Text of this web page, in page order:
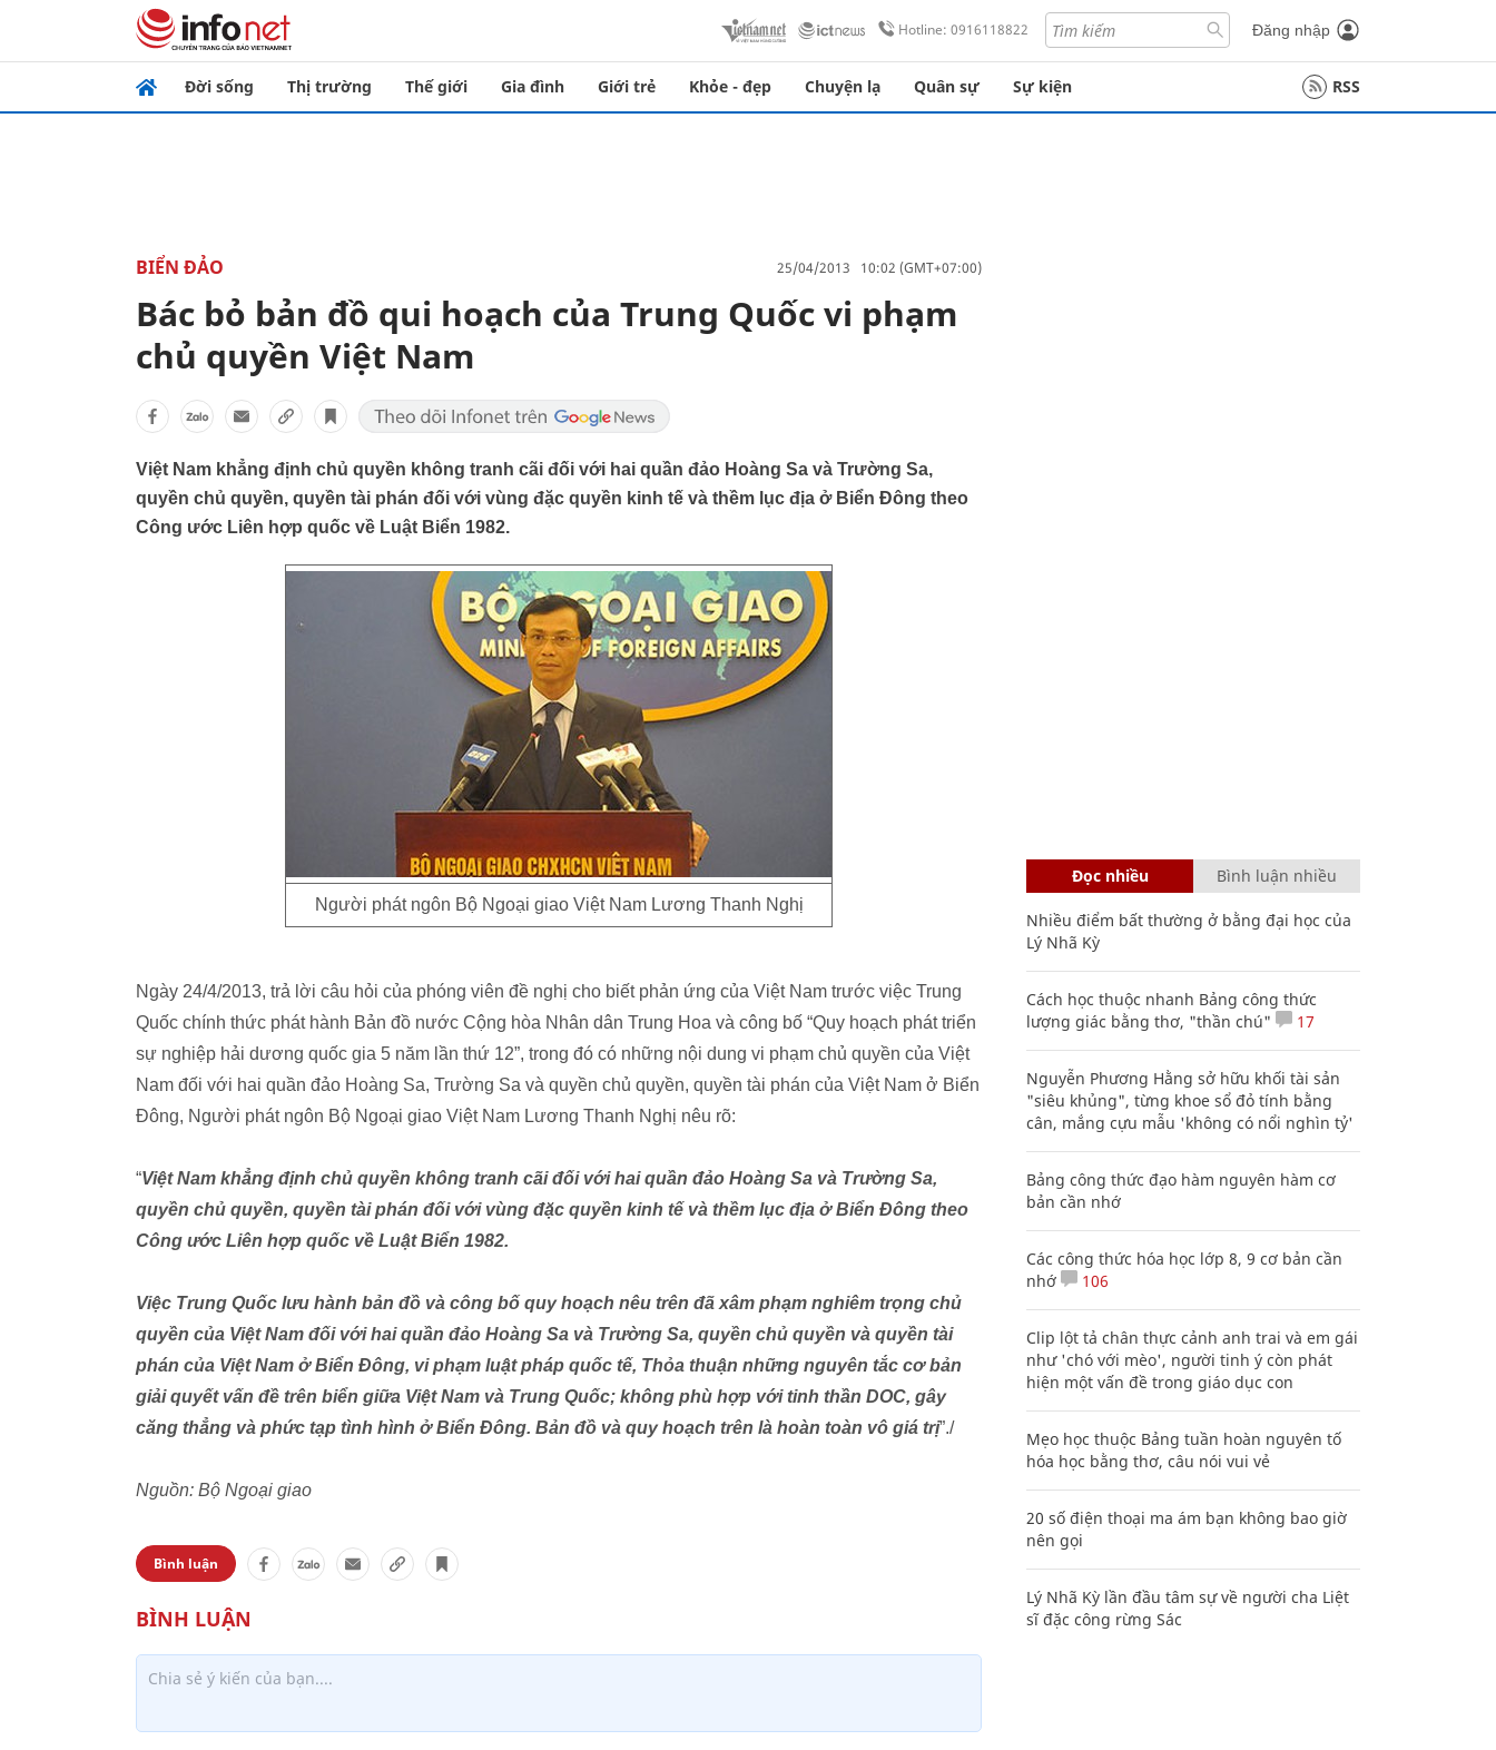
Hotline: 0916118822 Đăng nhập
Đời sống Thị trường Thế giới Gia đình Giới trẻ Khỏe - đẹp Chuyện lạ Quân sự Sự kiện RSS
BIỂN ĐẢO 25/04/2013 10:02 (GMT+07:00)
Bác bỏ bản đồ qui hoạch của Trung Quốc vi phạm
chủ quyền Việt Nam
Việt Nam khẳng định chủ quyền không tranh cãi đối với hai quần đảo Hoàng Sa và Trường Sa,
quyền chủ quyền, quyền tài phán đối với vùng đặc quyền kinh tế và thềm lục địa ở Biển Đông theo
Công ước Liên hợp quốc về Luật Biển 1982.
Người phát ngôn Bộ Ngoại giao Việt Nam Lương Thanh Nghị
Ngày 24/4/2013, trả lời câu hỏi của phóng viên đề nghị cho biết phản ứng của Việt Nam trước việc Trung
Quốc chính thức phát hành Bản đồ nước Cộng hòa Nhân dân Trung Hoa và công bố “Quy hoạch phát triển
sự nghiệp hải dương quốc gia 5 năm lần thứ 12”, trong đó có những nội dung vi phạm chủ quyền của Việt
Nam đối với hai quần đảo Hoàng Sa, Trường Sa và quyền chủ quyền, quyền tài phán của Việt Nam ở Biển
Đông, Người phát ngôn Bộ Ngoại giao Việt Nam Lương Thanh Nghị nêu rõ:
“Việt Nam khẳng định chủ quyền không tranh cãi đối với hai quần đảo Hoàng Sa và Trường Sa,
quyền chủ quyền, quyền tài phán đối với vùng đặc quyền kinh tế và thềm lục địa ở Biển Đông theo
Công ước Liên hợp quốc về Luật Biển 1982.
Việc Trung Quốc lưu hành bản đồ và công bố quy hoạch nêu trên đã xâm phạm nghiêm trọng chủ
quyền của Việt Nam đối với hai quần đảo Hoàng Sa và Trường Sa, quyền chủ quyền và quyền tài
phán của Việt Nam ở Biển Đông, vi phạm luật pháp quốc tế, Thỏa thuận những nguyên tắc cơ bản
giải quyết vấn đề trên biển giữa Việt Nam và Trung Quốc; không phù hợp với tinh thần DOC, gây
căng thẳng và phức tạp tình hình ở Biển Đông. Bản đồ và quy hoạch trên là hoàn toàn vô giá trị”./
Nguồn: Bộ Ngoại giao
Bình luận
Đọc nhiều Bình luận nhiều
Nhiều điểm bất thường ở bằng đại học của
Lý Nhã Kỳ
Cách học thuộc nhanh Bảng công thức
lượng giác bằng thơ, "thần chú"
17
Nguyễn Phương Hằng sở hữu khối tài sản
"siêu khủng", từng khoe sổ đỏ tính bằng
cân, mắng cựu mẫu 'không có nổi nghìn tỷ'
Bảng công thức đạo hàm nguyên hàm cơ
bản cần nhớ
Các công thức hóa học lớp 8, 9 cơ bản cần
nhớ
106
Clip lột tả chân thực cảnh anh trai và em gái
như 'chó với mèo', người tinh ý còn phát
hiện một vấn đề trong giáo dục con
Mẹo học thuộc Bảng tuần hoàn nguyên tố
hóa học bằng thơ, câu nói vui vẻ
20 số điện thoại ma ám bạn không bao giờ
nên gọi
Lý Nhã Kỳ lần đầu tâm sự về người cha Liệt
sĩ đặc công rừng Sác